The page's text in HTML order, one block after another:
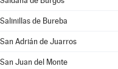
Salinillas de Bureba
San Adrián de Juarros
San Juan del Monte